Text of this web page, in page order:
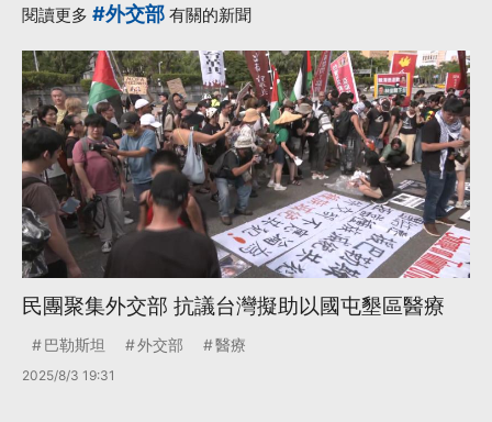
閱讀更多 #外交部 有關的新聞
民團聚集外交部 抗議台灣擬助以國屯墾區醫療
巴勒斯坦 外交部 醫療
2025/8/3 19:31